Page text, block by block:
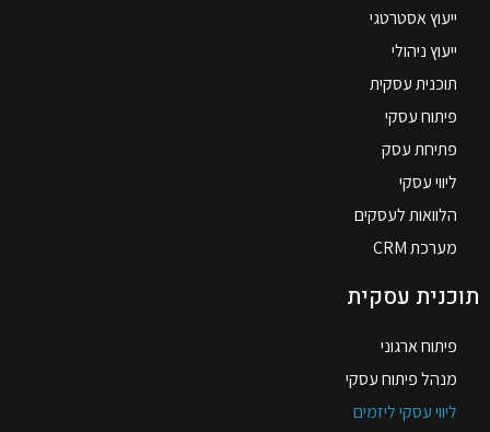
ייעוץ אסטרטגי
ייעוץ ניהולי
תוכנית עסקית
פיתוח עסקי
פתיחת עסק
ליווי עסקי
הלוואות לעסקים
מערכת CRM
תוכנית עסקית
פיתוח ארגוני
מנהל פיתוח עסקי
ליווי עסקי ליזמים